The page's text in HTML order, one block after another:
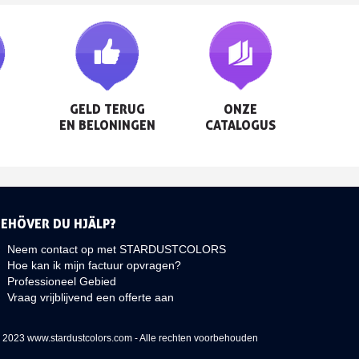
GELD TERUG
EN BELONINGEN
ONZE
CATALOGUS
DU HJÄLP?
Neem contact op met STARDUSTCOLORS
Hoe kan ik mijn factuur opvragen?
Professioneel Gebied
Vraag vrijblijvend een offerte aan
www.stardustcolors.com - Alle rechten voorbehouden